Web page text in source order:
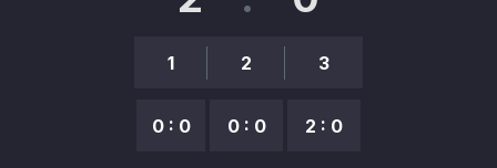
1
0 : 0
2
0 : 0
3
2 : 0